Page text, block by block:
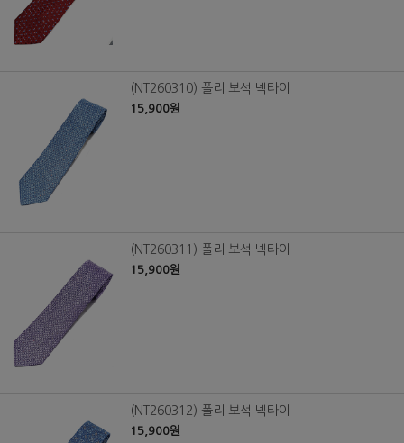
(NT260310) 폴리 보석 넥타이
15,900원
(NT260311) 폴리 보석 넥타이
15,900원
(NT260312) 폴리 보석 넥타이
15,900원